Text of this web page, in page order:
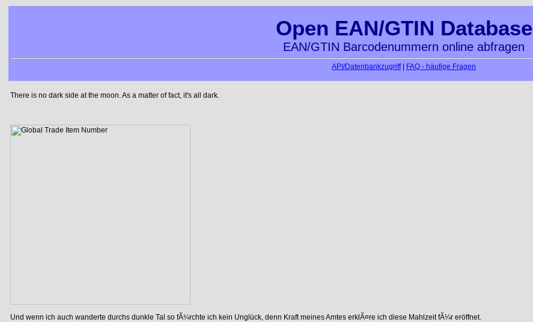
Open EAN/GTIN Database
EAN/GTIN Barcodenummern online abfragen
API/Datenbankzugriff| FAQ - häufige Fragen
There is no dark side at the moon. As a matter of fact, it's all dark.
Und wenn ich auch wanderte durchs dunkle Tal so fÃ¼rchte ich kein Unglück, denn Kraft meines Amtes erklÃ¤re ich diese Mahlzeit fÃ¼r eröffnet.